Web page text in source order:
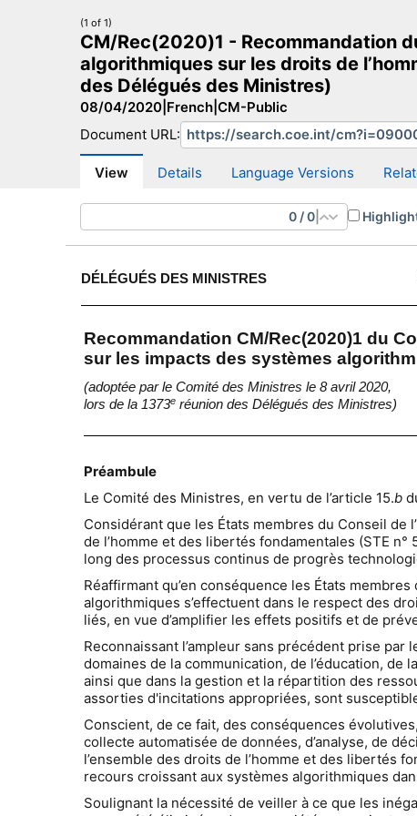
CM Search CM website More search sites
(1 of 1)
CM/Rec(2020)1 - Recommandation
algorithmiques sur les droits de
des Délégués des Ministres)
08/04/2020 French CM-Public
Document URL:
View Details Language Versions
0 /0
DÉLÉGUÉS DES MINISTRES
Recommandation CM/Rec(2020)1 du
sur les impacts des systèmes
(adoptée par le Comité des Ministres le 8 avril 2020,
lors de la 1373e réunion des Délégués des Ministres)
Préambule
Le Comité des Ministres, en vertu de l’article 15.b
Considérant que les États membres du Conseil
de l’homme et des libertés fondamentales (STE
long des processus continus de progrès
Réaffirmant qu’en conséquence les États
algorithmiques s’effectuent dans le respect des
liés, en vue d’amplifier les effets positifs et de
Reconnaissant l’ampleur sans précédent prise
domaines de la communication, de l’éducation,
ainsi que dans la gestion et la répartition des
assorties d'incitations appropriées, sont
Conscient, de ce fait, des conséquences
collecte automatisée de données, d’analyse, de
l’ensemble des droits de l’homme et des libertés
recours croissant aux systèmes algorithmiques
Soulignant la nécessité de veiller à ce que les